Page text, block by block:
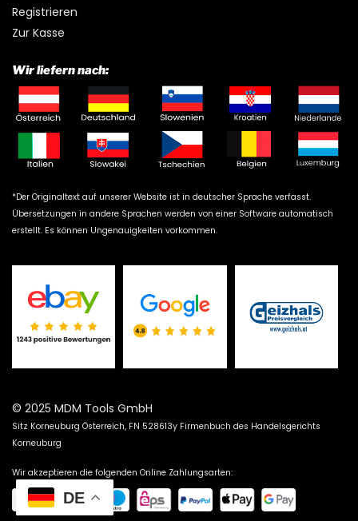
Registrieren
Zur Kasse
Wir liefern nach:
*Der Originaltext auf unserer Website ist in deutscher Sprache verfasst.
Übersetzungen in andere Sprachen werden von einer Software automatisch
erstellt. Es können Ungenauigkeiten vorkommen.
© 2025 MDM Tools GmbH
Sitz Korneuburg Österreich, FN 528613y Firmenbuch des Handelsgerichts
Korneuburg
Wir akzeptieren die folgenden Online Zahlungsarten:
DE